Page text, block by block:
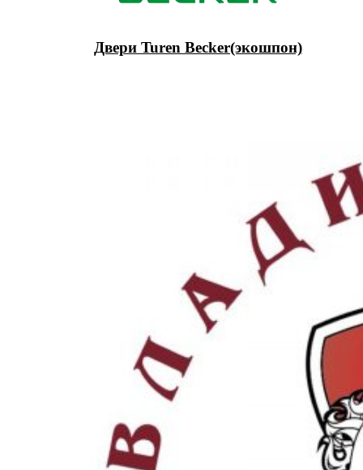
Двери Turen Becker(экошпон)